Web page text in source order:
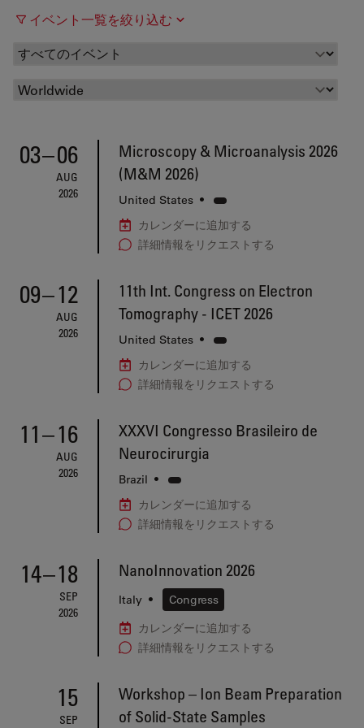
イベント一覧を絞り込む
03–06
AUG
2026
Microscopy & Microanalysis 2026
(M&M 2026)
United States •
カレンダーに追加する
詳細情報をリクエストする
09–12
AUG
2026
11th Int. Congress on Electron
Tomography - ICET 2026
United States •
カレンダーに追加する
詳細情報をリクエストする
11–16
AUG
2026
XXXVI Congresso Brasileiro de
Neurocirurgia
Brazil •
カレンダーに追加する
詳細情報をリクエストする
14–18
SEP
2026
NanoInnovation 2026
Italy •
Congress
カレンダーに追加する
詳細情報をリクエストする
15
SEP
Workshop – Ion Beam Preparation
of Solid-State Samples